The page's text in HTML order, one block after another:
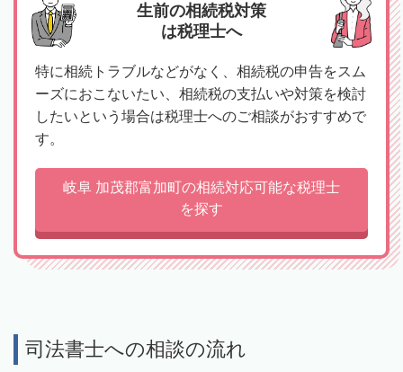
生前の相続税対策
は税理士へ
特に相続トラブルなどがなく、相続税の申告をスム
ーズにおこないたい、相続税の支払いや対策を検討
したいという場合は税理士へのご相談がおすすめで
す。
岐阜 加茂郡富加町の相続対応可能な税理士
を探す
司法書士への相談の流れ